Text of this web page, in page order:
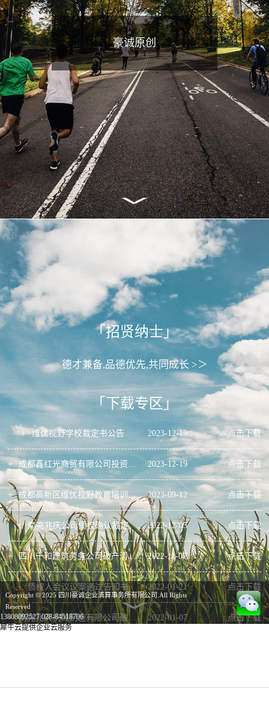
豪诚原创
「招贤纳士」
德才兼备,品德优先,共同成长 >＞
「下载专区」
+ 维优视野学校裁定书公告 2023-12-19 点击下载
+ 成都鑫红光商贸有限公司投资合同（初稿） 2023-12-19 点击下载
+ 成都高新区维优视野教育培训学校有限公司破产清算案债权申报资料 2023-09-12 点击下载
+ 南充兆庆公司债权确认裁定 2022-12-05 点击下载
+ 四川千和建筑劳务公司破产清算案债权申报资料 2022-11-07 点击下载
+ 债权人会议议案通过告知书 2022-01-21 点击下载
+ 南充兆庆机械制造有限公司破产清算案第一次债权人会议资料 2022-01-07 点击下载
Copyright © 2025 四川豪诚企业清算事务所有限公司.All Rights
Reserved
13808092527028-84518706
犀牛云提供企业云服务